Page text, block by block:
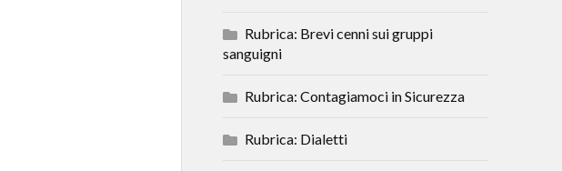
Rubrica: Brevi cenni sui gruppi
sanguigni
Rubrica: Contagiamoci in Sicurezza
Rubrica: Dialetti